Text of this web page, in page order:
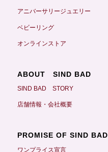
アニバーサリージュエリー
ベビーリング
オンラインストア
ABOUT SIND BAD
SIND BAD STORY
店舗情報・会社概要
PROMISE OF SIND BAD
ワンプライス宣言